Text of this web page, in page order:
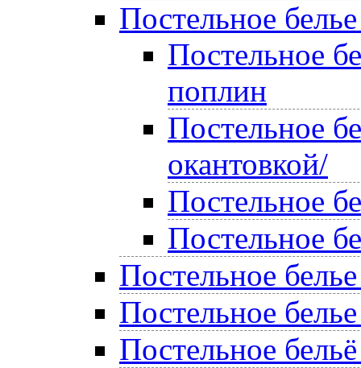
Постельное
Постельное
поплин
Постельное
окантовкой/
Постельное
Постельное
Постельное
Постельное
Постельное